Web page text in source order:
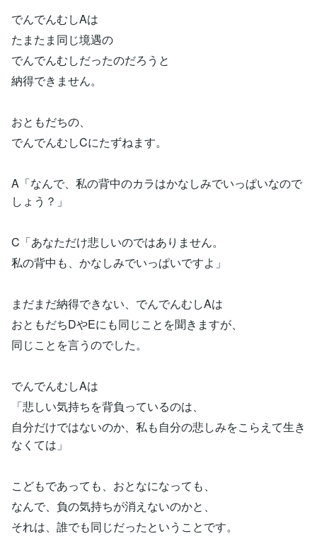
でんでんむしAは
たまたま同じ境遇の
でんでんむしだったのだろうと
納得できません。
おともだちの、
でんでんむしCにたずねます。
A「なんで、私の背中のカラはかなしみでいっぱいなので
しょう？」
C「あなただけ悲しいのではありません。
私の背中も、かなしみでいっぱいですよ」
まだまだ納得できない、でんでんむしAは
おともだちDやEにも同じことを聞きますが、
同じことを言うのでした。
でんでんむしAは
「悲しい気持ちを背負っているのは、
自分だけではないのか、私も自分の悲しみをこらえて生き
なくては」
こどもであっても、おとなになっても、
なんで、負の気持ちが消えないのかと、
それは、誰でも同じだったということです。